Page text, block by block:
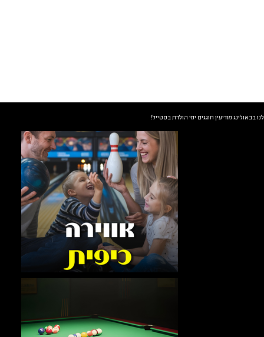
בבאולינג מודיעין חוגגים ימי הולדת בסטייל!